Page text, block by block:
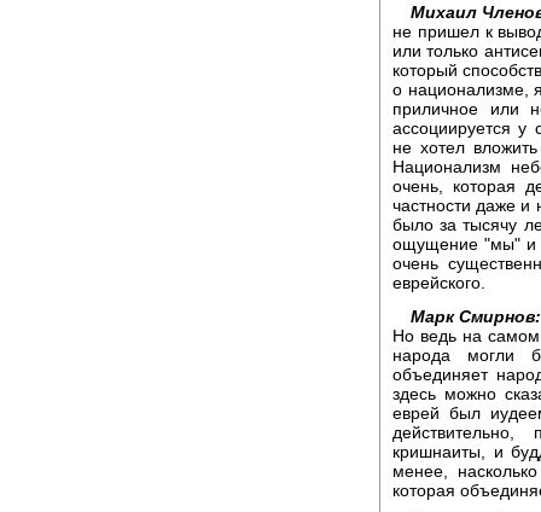
Михаил
не пришел к
или только
который
о национализме,
приличное или
ассоциируется у
не хотел
Национализм
очень, которая
частности даже и
было за тысячу
ощущение "мы" и
очень
еврейского.
Марк Смирнов:
Но ведь на самом
народа могли
объединяет
здесь можно
еврей был
кришнаиты, и
менее,
которая